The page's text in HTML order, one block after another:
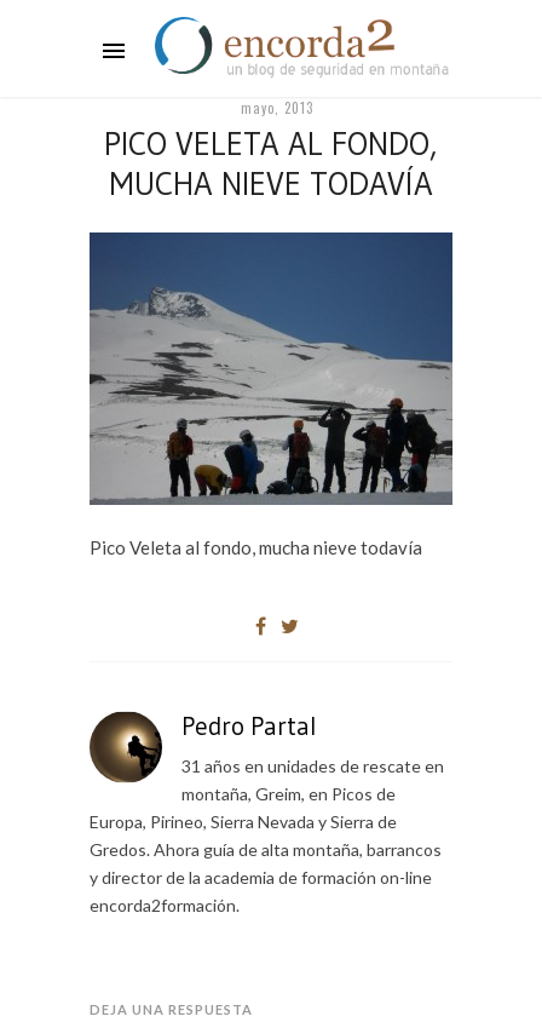
mayo, 2013
PICO VELETA AL FONDO,
MUCHA NIEVE TODAVÍA
Pico Veleta al fondo, mucha nieve todavía
Pedro Partal
31 años en unidades de rescate en
montaña, Greim, en Picos de
Europa, Pirineo, Sierra Nevada y Sierra de
Gredos. Ahora guía de alta montaña, barrancos
y director de la academia de formación on-line
encorda2formación.
DEJA UNA RESPUESTA